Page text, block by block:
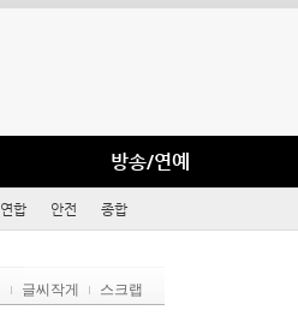
방송/연예
연합 안전 종합
글씨작게 스크랩